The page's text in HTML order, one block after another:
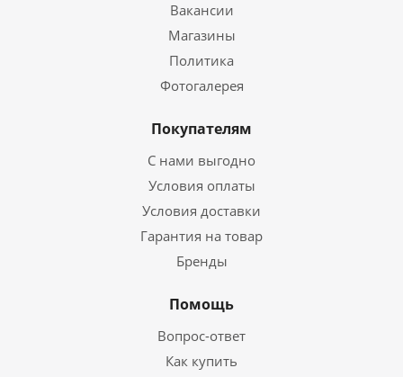
Вакансии
Магазины
Политика
Фотогалерея
Покупателям
С нами выгодно
Условия оплаты
Условия доставки
Гарантия на товар
Бренды
Помощь
Вопрос-ответ
Как купить